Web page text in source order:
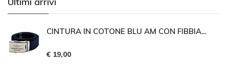
CINTURA IN COTONE BLU AM CON FIBBIA...
€ 19,00